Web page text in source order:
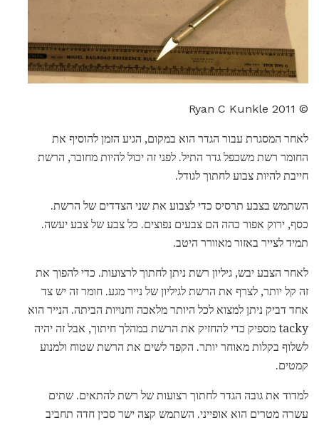
© 2011 Ryan C Kunkle
לאחר המסגרת עבור הגדר הוא במקום, הגיע הזמן להוסיף את
החומר רשת משכפל גדר התיל. לפני זה יכול להיות מחובר, הרשת
חייבת להיות צבוע לחתוך לגודל.
השתמש בצבע תרסיס כדי לצבוע את שני הצדדים של הרשת.
כסף, ירוק אפור כהה הם צבעים נפוצים. כל צבע של צבע יעשה.
תמיד לצייר באזור מאוורר היטב.
לאחר הצבע יבש, גיליון רשת ניתן לחתוך לרצועות. כדי להפוך את
זה קל יותר, לצרף את הרשת לגיליון של נייר מגע. חומר זה יש צד
אחד דביק ניתן למצוא לכל היותר מלאכה וחנויות הביתה. הנייר הוא
tacky מספיק כדי להחזיק את הרשת במהלך חיתוך, אבל זה יהיה
לשלוף בקלות מאוחר יותר. הקפד לשים את הרשת שטוח ולמנוע
קמטים.
למדוד את גובה הגדר לחתוך רצועות של רשת להתאים. שתים
עשרה מטרים הוא אופייני. השתמש קצה ישר סכין חדה תחביב